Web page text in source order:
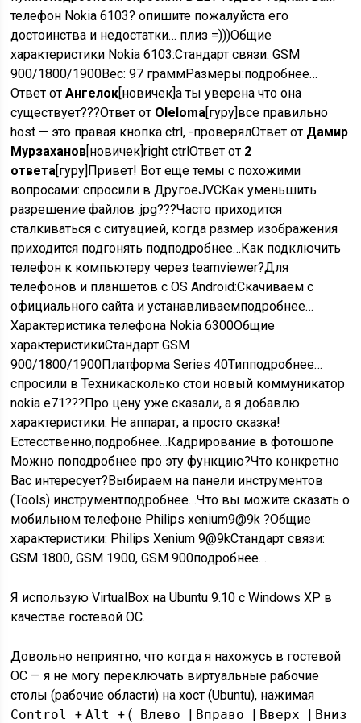
телефон Nokia 6103? опишите пожалуйста его
достоинства и недостатки… плиз =)))Общие
характеристики Nokia 6103:Стандарт связи: GSM
900/1800/1900Вес: 97 граммРазмеры:подробнее…
Ответ отАнгелок[новичек]а ты уверена что она
существует???Ответ от Oleloma[гуру]все правильно
host — это правая кнопка ctrl, -проверялОтвет от Дамир
Мурзаханов[новичек]right ctrlОтвет от 2
ответа[гуру]Привет! Вот еще темы с похожими
вопросами: спросили в ДругоеJVCКак уменьшить
разрешение файлов .jpg???Часто приходится
сталкиваться с ситуацией, когда размер изображения
приходится подгонять подподробнее…Как подключить
телефон к компьютеру через teamviewer?Для
телефонов и планшетов с OS Android:Скачиваем с
официального сайта и устанавливаемподробнее…
Характеристика телефона Nokia 6300Общие
характеристикиСтандарт GSM
900/1800/1900Платформа Series 40Типподробнее…
спросили в Техникасколько стои новый коммуникатор
nokia e71???Про цену уже сказали, а я добавлю
характеристики. Не аппарат, а просто сказка!
Естесственно,подробнее…Кадрирование в фотошопе
Можно поподробнее про эту функцию?Что конкретно
Вас интересует?Выбираем на панели инструментов
(Tools) инструментподробнее…Что вы можите сказать о
мобильном телефоне Philips xenium9@9k ?Общие
характеристики: Philips Xenium 9@9kСтандарт связи:
GSM 1800, GSM 1900, GSM 900подробнее…
Я использую VirtualBox на Ubuntu 9.10 с Windows XP в
качестве гостевой ОС.
Довольно неприятно, что когда я нахожусь в гостевой
ОС — я не могу переключать виртуальные рабочие
столы (рабочие области) на хост (Ubuntu), нажимая
Control+Alt+ ( Влево | Вправо | Вверх | Вниз